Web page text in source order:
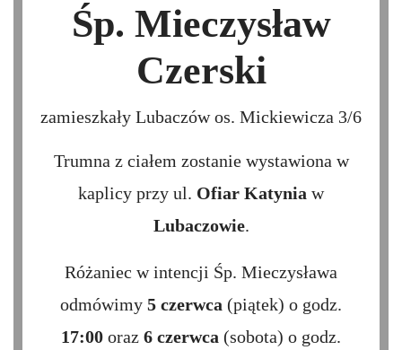
Śp. Mieczysław
Czerski
zamieszkały Lubaczów os. Mickiewicza 3/6
Trumna z ciałem zostanie wystawiona w
kaplicy przy ul. Ofiar Katynia w
Lubaczowie.
Różaniec w intencji Śp. Mieczysława
odmówimy 5 czerwca (piątek) o godz.
17:00 oraz 6 czerwca (sobota) o godz.